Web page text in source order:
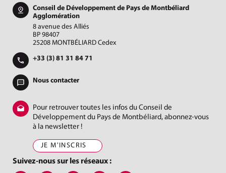
Conseil de Développement de Pays de Montbéliard
Agglomération
8 avenue des Alliés
BP 98407
25208 MONTBÉLIARD Cedex
+33 (3) 81 31 84 71
Nous contacter
Pour retrouver toutes les infos du Conseil de
Développement du Pays de Montbéliard, abonnez-vous
à la newsletter !
JE M'INSCRIS
Suivez-nous sur les réseaux :